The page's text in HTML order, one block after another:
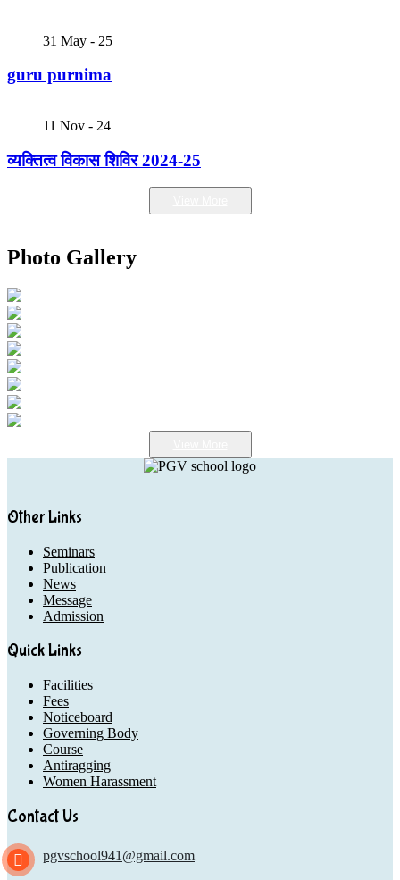
31 May - 25
guru purnima
11 Nov - 24
व्यक्तित्व विकास शिविर 2024-25
Photo Gallery
Other Links
Seminars
Publication
News
Message
Admission
Quick Links
Facilities
Fees
Noticeboard
Governing Body
Course
Antiragging
Women Harassment
Contact Us
pgvschool941@gmail.com